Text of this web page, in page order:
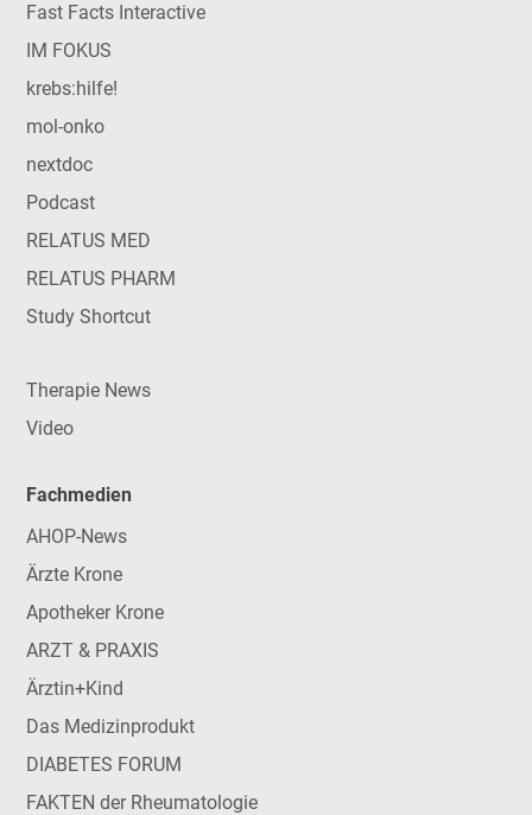
Fast Facts Interactive
IM FOKUS
krebs:hilfe!
mol-onko
nextdoc
Podcast
RELATUS MED
RELATUS PHARM
Study Shortcut
Therapie News
Video
Fachmedien
AHOP-News
Ärzte Krone
Apotheker Krone
ARZT & PRAXIS
Ärztin+Kind
Das Medizinprodukt
DIABETES FORUM
FAKTEN der Rheumatologie